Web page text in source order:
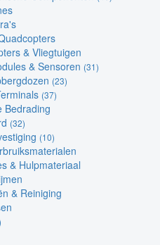
& Vliegtuigen
& Sensoren (31)
(23)
(37)
Bedrading
(32)
(10)
& Hulpmateriaal
& Reiniging